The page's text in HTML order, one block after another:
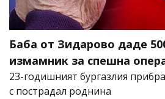
Баба от Зидарово даде
измамник за спешна
23-годишният бургазлия
с пострадал роднина